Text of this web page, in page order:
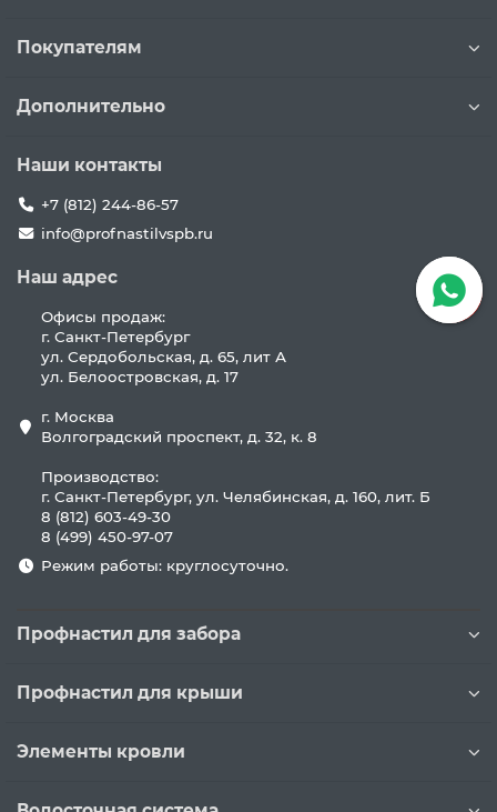
Покупателям
Дополнительно
Наши контакты
+7 (812) 244-86-57
info@profnastilvspb.ru
Наш адрес
Офисы продаж:
г. Санкт-Петербург
ул. Сердобольская, д. 65, лит А
ул. Белоостровская, д. 17
г. Москва
Волгоградский проспект, д. 32, к. 8
Производство:
г. Санкт-Петербург, ул. Челябинская, д. 160, лит. Б
8 (812) 603-49-30
8 (499) 450-97-07
Режим работы: круглосуточно.
Профнастил для забора
Профнастил для крыши
Элементы кровли